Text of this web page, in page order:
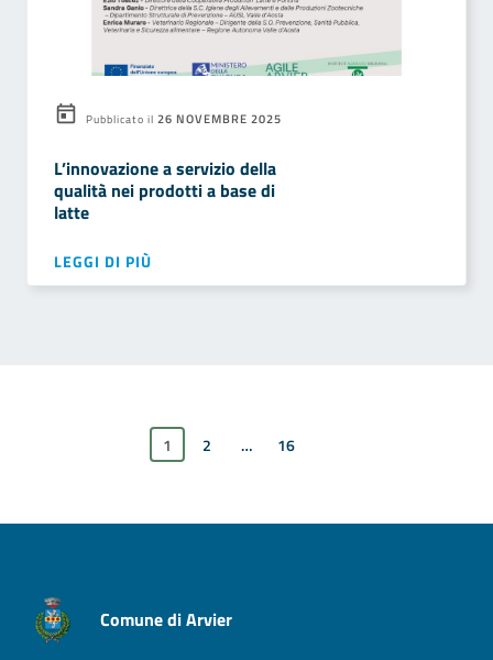
Pubblicato il 26 NOVEMBRE 2025
L’innovazione a servizio della
qualità nei prodotti a base di
latte
LEGGI DI PIÙ
1 2 … 16
xxxPagina successiva
Comune di Arvier